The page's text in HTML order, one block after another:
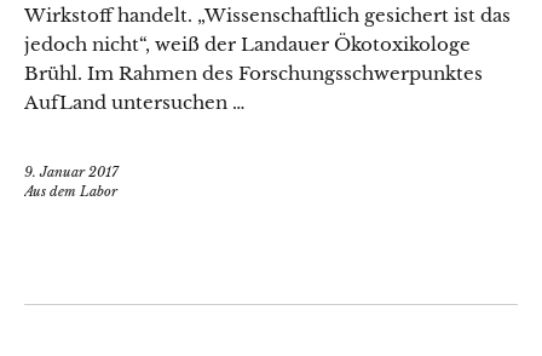
Wirkstoff handelt. „Wissenschaftlich gesichert ist das
jedoch nicht“, weiß der Landauer Ökotoxikologe
Brühl. Im Rahmen des Forschungsschwerpunktes
AufLand untersuchen …
9. Januar 2017
Aus dem Labor